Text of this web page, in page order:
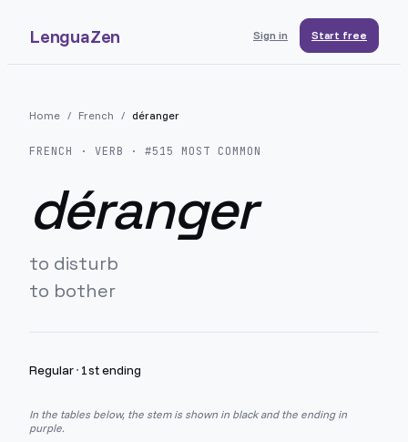
LenguaZen Sign in Start free
Home / French / déranger
FRENCH · VERB · #515 MOST COMMON
déranger
to disturb
to bother
Regular· 1st ending
In the tables below, the stem is shown in black and the ending in
purple.